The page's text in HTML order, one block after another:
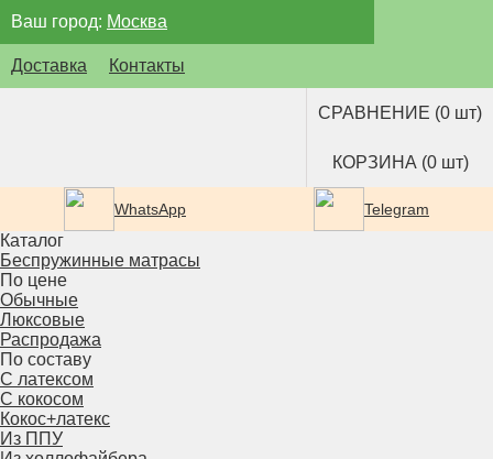
Ваш город: Москва
Доставка Контакты
СРАВНЕНИЕ (0 шт)
КОРЗИНА (0 шт)
WhatsApp Telegram
Каталог
Беспружинные матрасы
По цене
Обычные
Люксовые
Распродажа
По составу
С латексом
С кокосом
Кокос+латекс
Из ППУ